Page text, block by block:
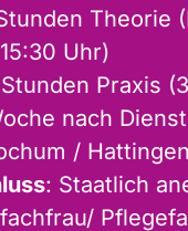
Theorie
Uhr)
Praxis
nach
/ Hattingen
: Staatlich